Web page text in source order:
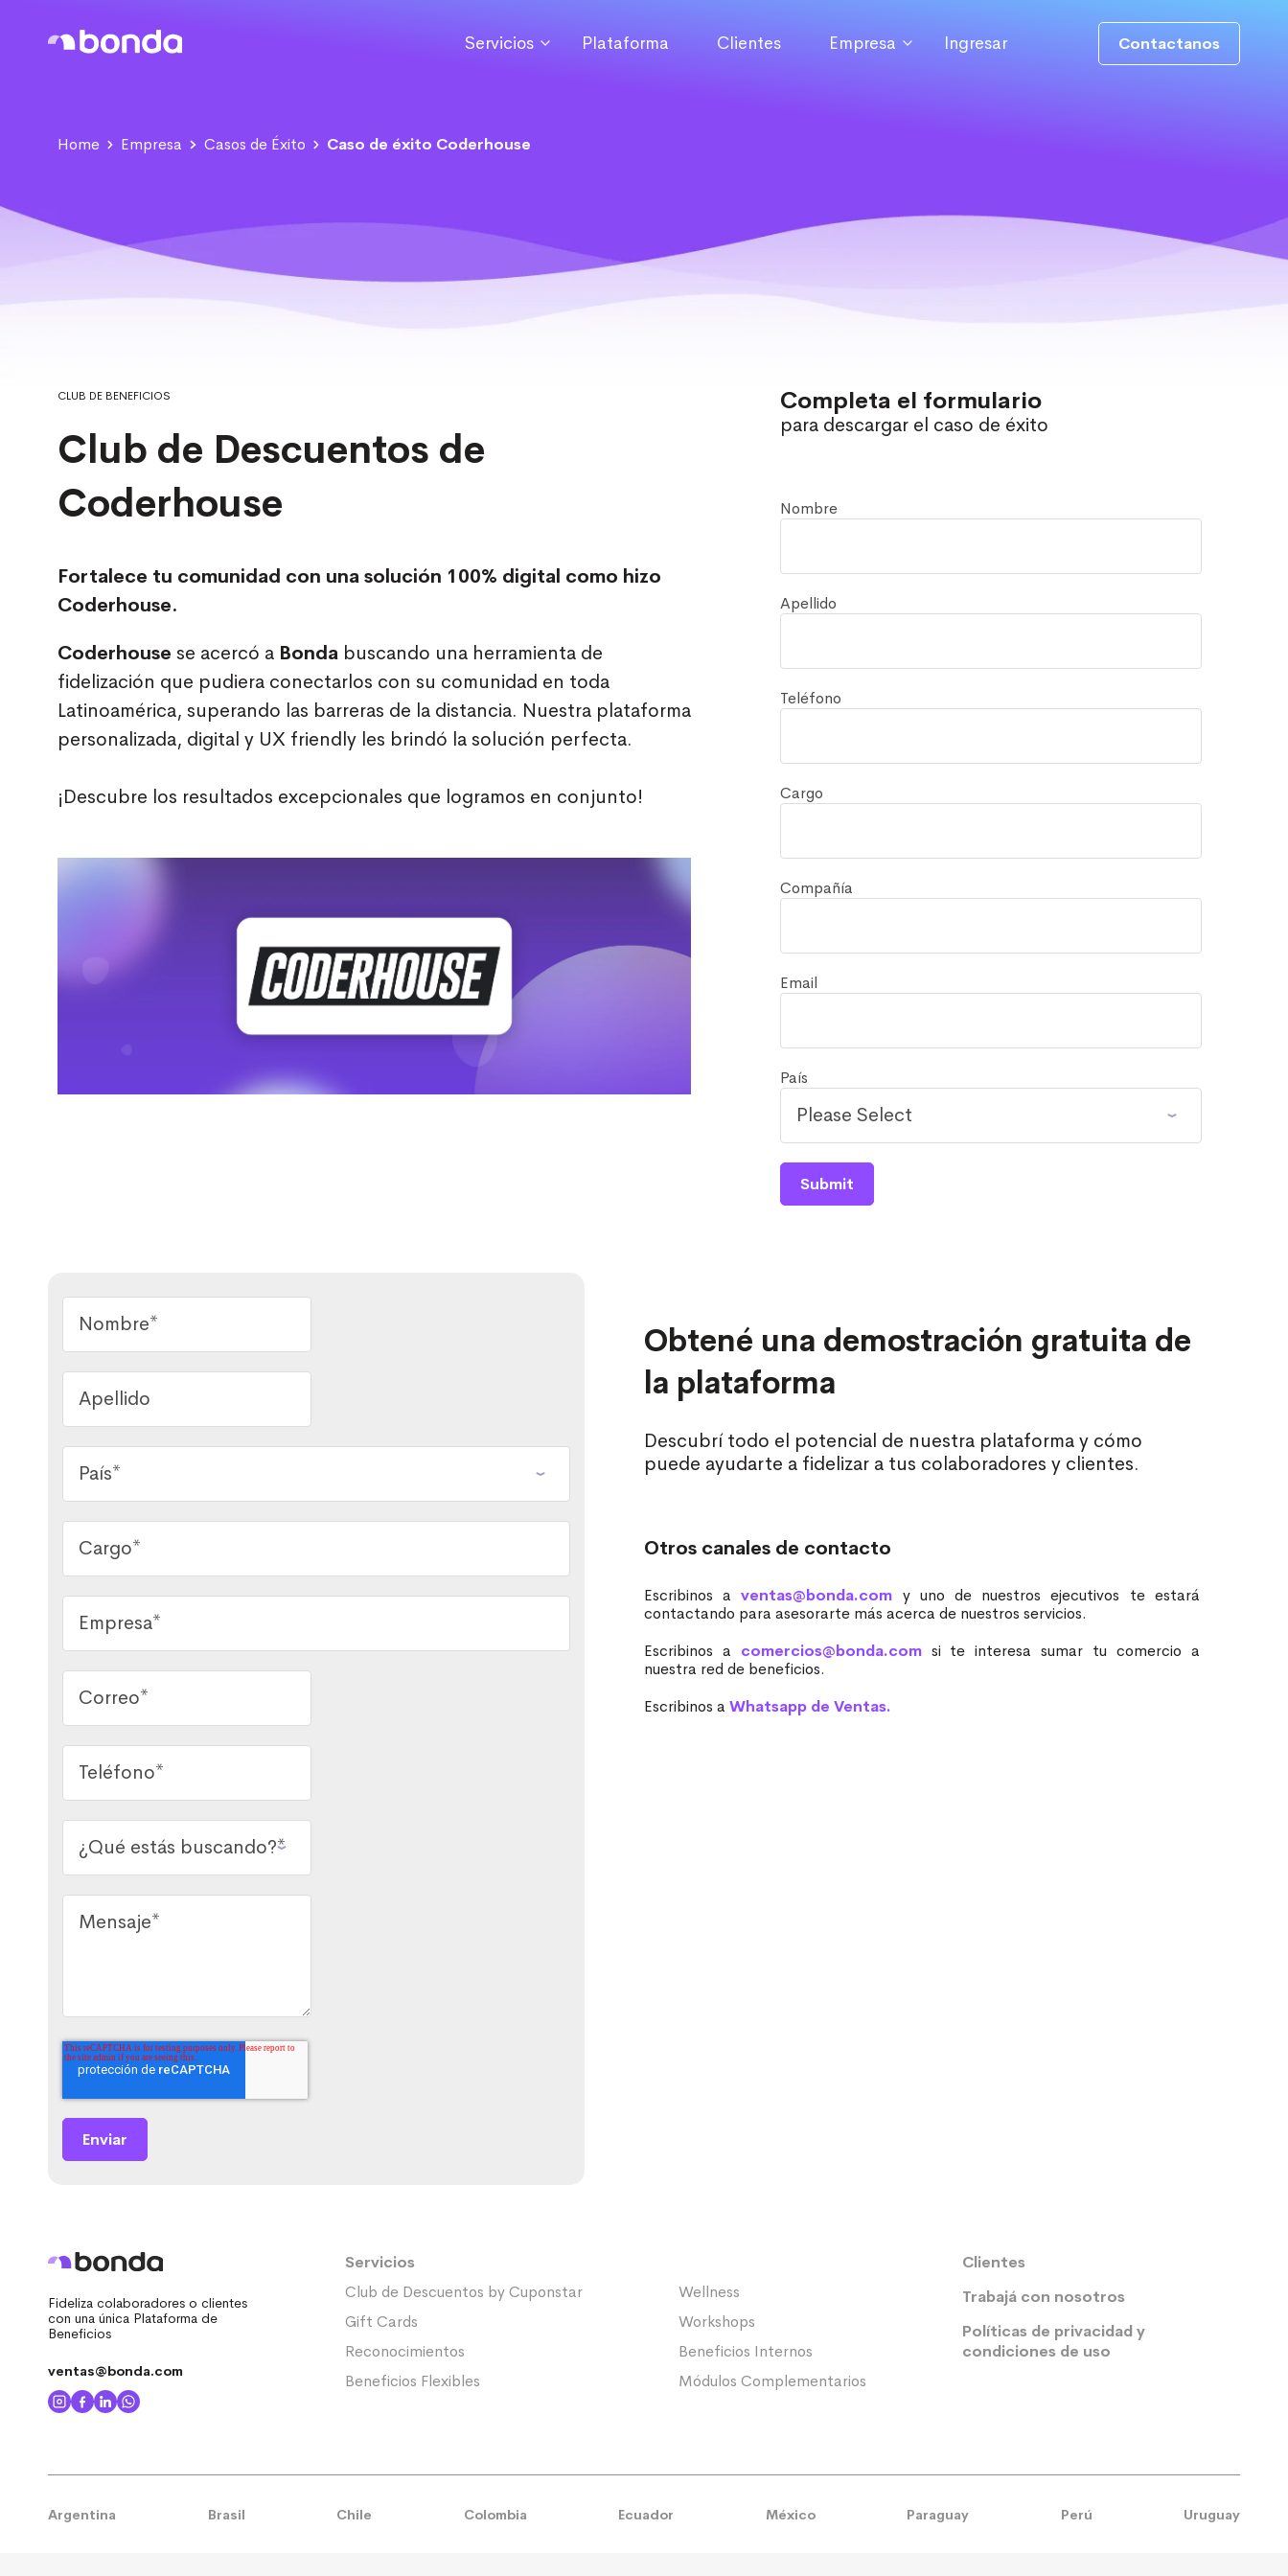
Servicios Plataforma Clientes Empresa Ingresar Contactanos
Home Empresa Casos de Éxito Caso de éxito Coderhouse
CLUB DE BENEFICIOS
Club de Descuentos de
Coderhouse
Fortalece tu comunidad con una solución 100% digital como hizo
Coderhouse.
Coderhouse se acercó a Bonda buscando una herramienta de
fidelización que pudiera conectarlos con su comunidad en toda
Latinoamérica, superando las barreras de la distancia. Nuestra plataforma
personalizada, digital y UX friendly les brindó la solución perfecta.
¡Descubre los resultados excepcionales que logramos en conjunto!
Completa el formulario
para descargar el caso de éxito
Nombre
Apellido
Teléfono
Cargo
Compañía
Email
País
Obtené una demostración gratuita de
la plataforma
Descubrí todo el potencial de nuestra plataforma y cómo
puede ayudarte a fidelizar a tus colaboradores y clientes.
Otros canales de contacto
Escribinos aventas@bonda.com y uno de nuestros ejecutivos te estará
contactando para asesorarte más acerca de nuestros servicios.
Escribinos a comercios@bonda.comsi te interesa sumar tu comercio a
nuestra red de beneficios.
Escribinos a Whatsapp de Ventas.
Fideliza colaboradores o clientes
con una única Plataforma de
Beneficios
ventas@bonda.com
Servicios
Club de Descuentos by Cuponstar
Gift Cards
Reconocimientos
Beneficios Flexibles
Wellness
Workshops
Beneficios Internos
Módulos Complementarios
Clientes
Trabajá con nosotros
Políticas de privacidad y
condiciones de uso
Argentina Brasil Chile Colombia Ecuador México Paraguay Perú Uruguay